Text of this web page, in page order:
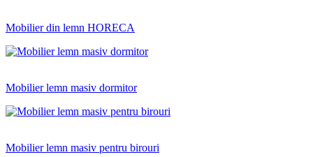
Mobilier din lemn HORECA
Mobilier lemn masiv dormitor
Mobilier lemn masiv pentru birouri